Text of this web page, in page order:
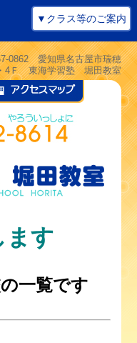
▼クラス等のご案内
0862 愛知県名古屋市瑞穂
4Ｆ 東海学習塾 堀田教室
ます
一覧です